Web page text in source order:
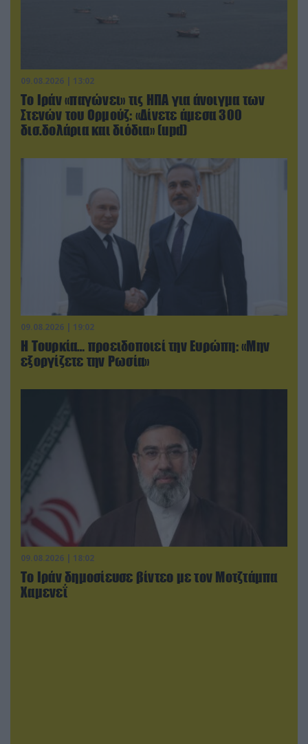
09.08.2026 | 13:02
Το Ιράν «παγώνει» τις ΗΠΑ για άνοιγμα των
Στενών του Ορμούζ: «Δίνετε άμεσα 300
δισ.δολάρια και διόδια» (upd)
09.08.2026 | 19:02
Η Τουρκία… προειδοποιεί την Ευρώπη: «Μην
εξοργίζετε την Ρωσία»
09.08.2026 | 18:02
Το Ιράν δημοσίευσε βίντεο με τον Μοτζτάμπα
Χαμενεΐ